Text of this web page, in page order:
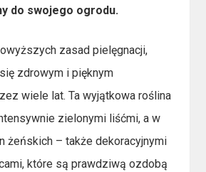
do swojego ogrodu.
zasad pielęgnacji,
zdrowym i pięknym
wiele lat. Ta wyjątkowa roślina
zielonymi liśćmi, a w
żeńskich – także dekoracyjnymi
które są prawdziwą ozdobą